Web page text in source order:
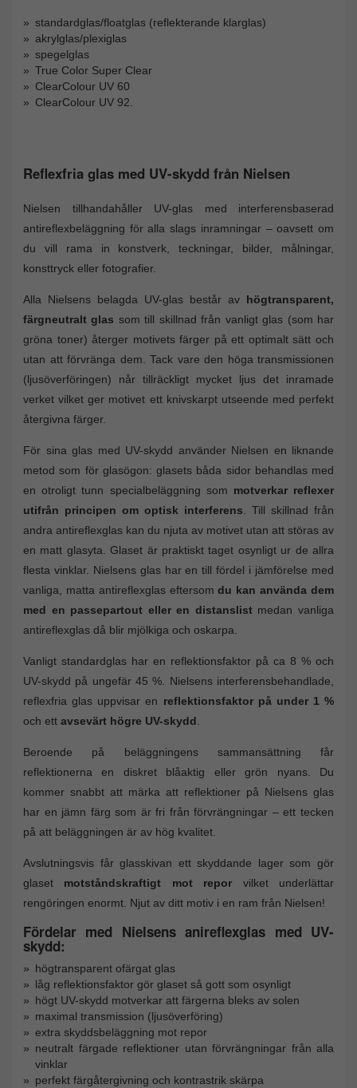
standardglas/floatglas (reflekterande klarglas)
akrylglas/plexiglas
spegelglas
True Color Super Clear
ClearColour UV 60
ClearColour UV 92.
Reflexfria glas med UV-skydd från Nielsen
Nielsen tillhandahåller UV-glas med interferensbaserad
antireflexbeläggning för alla slags inramningar – oavsett om
du vill rama in konstverk, teckningar, bilder, målningar,
konsttryck eller fotografier.
Alla Nielsens belagda UV-glas består av högtransparent,
färgneutralt glas som till skillnad från vanligt glas (som har
gröna toner) återger motivets färger på ett optimalt sätt och
utan att förvränga dem. Tack vare den höga transmissionen
(ljusöverföringen) når tillräckligt mycket ljus det inramade
verket vilket ger motivet ett knivskarpt utseende med perfekt
återgivna färger.
För sina glas med UV-skydd använder Nielsen en liknande
metod som för glasögon: glasets båda sidor behandlas med
en otroligt tunn specialbeläggning som motverkar reflexer
utifrån principen om optisk interferens . Till skillnad från
andra antireflexglas kan du njuta av motivet utan att störas av
en matt glasyta. Glaset är praktiskt taget osynligt ur de allra
flesta vinklar. Nielsens glas har en till fördel i jämförelse med
vanliga, matta antireflexglas eftersomdu kan använda dem
med en passepartout eller en distanslistmedan vanliga
antireflexglas då blir mjölkiga och oskarpa.
Vanligt standardglas har en reflektionsfaktor på ca 8 % och
UV-skydd på ungefär 45 %. Nielsens interferensbehandlade,
reflexfria glas uppvisar en reflektionsfaktor på under 1 %
och ett avsevärt högre UV-skydd
Beroende på beläggningens sammansättning får
reflektionerna en diskret blåaktig eller grön nyans. Du
kommer snabbt att märka att reflektioner på Nielsens glas
har en jämn färg som är fri från förvrängningar – ett tecken
på att beläggningen är av hög kvalitet.
Avslutningsvis får glasskivan ett skyddande lager som gör
glaset motståndskraftigt mot repor vilket underlättar
rengöringen enormt. Njut av ditt motiv i en ram från Nielsen!
Fördelar med Nielsens anireflexglas med UV-
skydd:
högtransparent ofärgat glas
låg reflektionsfaktor gör glaset så gott som osynligt
högt UV-skydd motverkar att färgerna bleks av solen
maximal transmission (ljusöverföring)
extra skyddsbeläggning mot repor
neutralt färgade reflektioner utan förvrängningar från alla
vinklar
perfekt färgåtergivning och kontrastrik skärpa